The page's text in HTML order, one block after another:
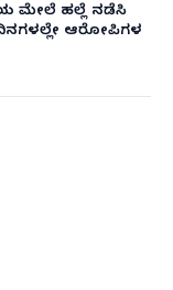
ಮೇಲೆ ಹಲ್ಲೆ ನಡೆಸಿ
ಆರೋಪಿಗಳ